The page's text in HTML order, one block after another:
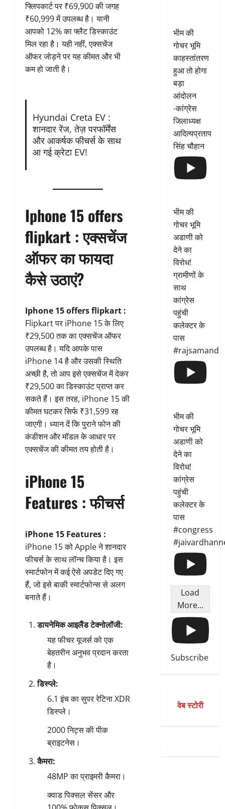
फ्लिपकार्ट पर ₹69,900 की जगह
₹60,999 में उपलब्ध है। यानी
आपको 12% का फ्लैट डिस्काउंट
मिल रहा है। यही नहीं, एक्सचेंज
ऑफर जोड़ने पर यह कीमत और भी
कम हो जाती है।
Hyundai Creta EV :
शानदार रेंज, तेज़ परफॉर्मेंस
और आकर्षक फीचर्स के साथ
आ गई क्रेटा EV!
Iphone 15 offers
flipkart : एक्सचेंज
ऑफर का फायदा
कैसे उठाएं?
Iphone 15 offers flipkart :
Flipkart पर iPhone 15 के लिए
₹29,500 तक का एक्सचेंज ऑफर
उपलब्ध है। यदि आपके पास
iPhone 14 है और उसकी स्थिति
अच्छी है, तो आप इसे एक्सचेंज में देकर
₹29,500 का डिस्काउंट प्राप्त कर
सकते हैं। इस तरह, iPhone 15 की
कीमत घटकर सिर्फ ₹31,599 रह
जाएगी। ध्यान दें कि पुराने फोन की
कंडीशन और मॉडल के आधार पर
एक्सचेंज की कीमत तय होती है।
iPhone 15
Features : फीचर्स
iPhone 15 Features :
iPhone 15 को Apple ने शानदार
फीचर्स के साथ लॉन्च किया है। इस
स्मार्टफोन में कई ऐसे अपडेट दिए गए
हैं, जो इसे बाकी स्मार्टफोन्स से अलग
बनाते हैं।
डायनेमिक आइलैंड टेक्नोलॉजी:
यह फीचर यूजर्स को एक
बेहतरीन अनुभव प्रदान करता
है।
डिस्प्ले:
6.1 इंच का सुपर रेटिना XDR
डिस्प्ले।
2000 निट्स की पीक
ब्राइटनेस।
कैमरा:
48MP का प्राइमरी कैमरा।
क्वाड पिक्सल सेंसर और
भीम की
गोचर भूमि
काहस्तांतरण
हुआ तो होगा
बड़ा
आंदोलन
-कांग्रेस
जिलाध्यक्ष
आदित्यप्रताप
सिंह चौहान
भीम की
गोचर भूमि
अडाणी को
देने का
विरोध!
ग्रामीणों के
साथ
कांग्रेस
पहुंची
कलेक्टर के
पास
#rajsamand
भीम की
गोचर भूमि
अडाणी को
देने का
विरोध!
कांग्रेस
पहुंची
कलेक्टर के
पास
#congress
Load
More...
Subscribe
वेब स्टोरी